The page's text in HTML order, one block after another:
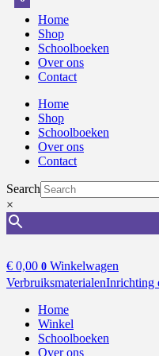
Home
Shop
Schoolboeken
Over ons
Contact
Home
Shop
Schoolboeken
Over ons
Contact
Search
×
€ 0,00 0 Winkelwagen
VerbruiksmaterialenInrichting
Home
Winkel
Schoolboeken
Over ons